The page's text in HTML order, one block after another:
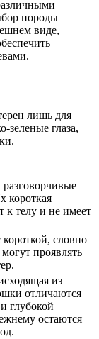
породы
виде,
лишь для
зеленые глаза,
короткая
к телу и не имеет
словно
проявлять
из
отличаются
глубокой
остаются